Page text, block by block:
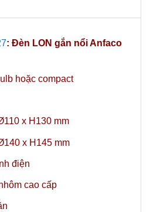
: Đèn LON gắn nổi Anfaco
hoặc compact
x H130 mm
x H145 mm
điện
cao cấp